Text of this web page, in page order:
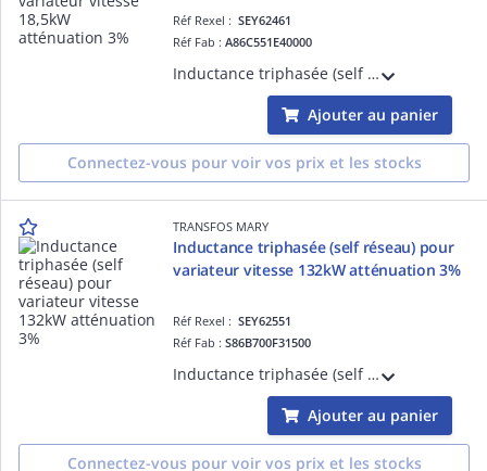
Réf Rexel :SEY62461
Réf Fab :A86C551E40000
Inductance triphasée (self de réseau) pour variateur de vitesse 18,5kW ( Moteur triphasé 380-415V ) - Tx d'atténuation 3% - L=0,73mH - I=40A - Bornes 10mm2 - IP00
Ajouter au panier
Connectez-vous pour voir vos prix et les stocks
TRANSFOS MARY
Inductance triphasée (self réseau) pour
variateur vitesse 132kW atténuation 3%
Réf Rexel :SEY62551
Réf Fab :S86B700F31500
Inductance triphasée (self de réseau) pour variateur de vitesse 132kW ( Moteur triphasé 380-415V ) - Tx d'atténuation 3% - L=0,07mH - I=315A - Bornes M12 - IP00
Ajouter au panier
Connectez-vous pour voir vos prix et les stocks